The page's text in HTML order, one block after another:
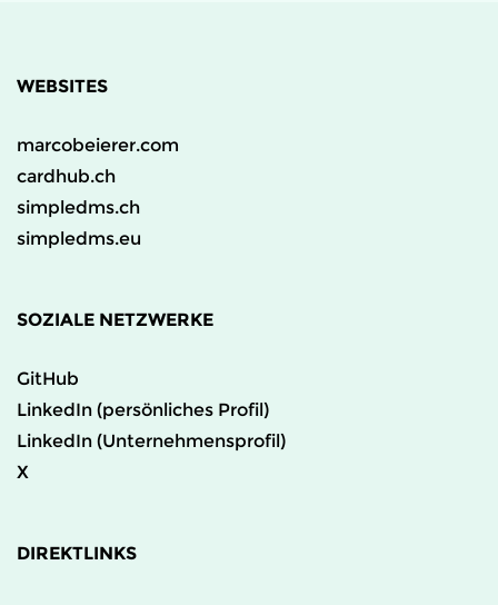
WEBSITES
marcobeierer.com
cardhub.ch
simpledms.ch
simpledms.eu
SOZIALE NETZWERKE
GitHub
LinkedIn (persönliches Profil)
LinkedIn (Unternehmensprofil)
X
DIREKTLINKS